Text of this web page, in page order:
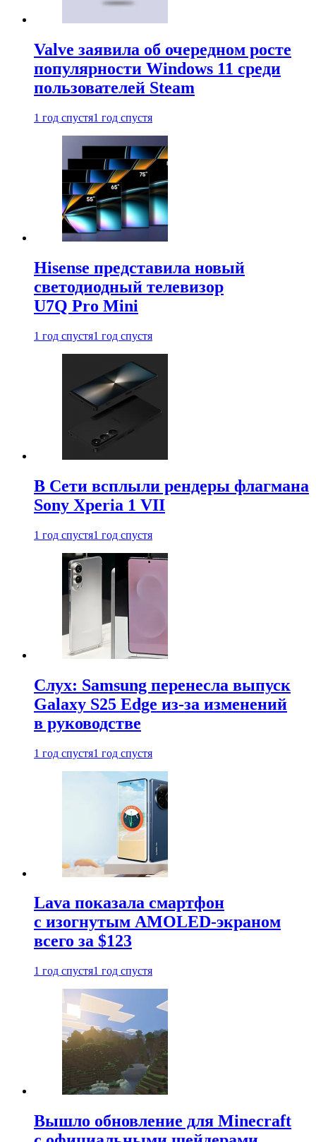
Valve заявила об очередном росте
популярности Windows 11 среди
пользователей Steam
1 год спустя1 год спустя
Hisense представила новый
светодиодный телевизор
U7Q Pro Mini
1 год спустя1 год спустя
В Сети всплыли рендеры флагмана
Sony Xperia 1 VII
1 год спустя1 год спустя
Слух: Samsung перенесла выпуск
Galaxy S25 Edge из-за изменений
в руководстве
1 год спустя1 год спустя
Lava показала смартфон
с изогнутым AMOLED-экраном
всего за $123
1 год спустя1 год спустя
Вышло обновление для Minecraft